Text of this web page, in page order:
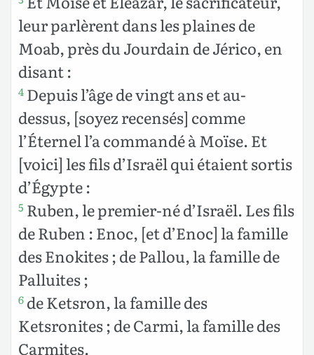
leur parlèrent dans les plaines de
Moab, près du Jourdain de Jérico, en
disant :
4 Depuis l’âge de vingt ans et au-
dessus, [soyez recensés] comme
l’Éternel l’a commandé à Moïse. Et
[voici] les fils d’Israël qui étaient sortis
d’Égypte :
5 Ruben, le premier-né d’Israël. Les fils
de Ruben : Enoc, [et d’Enoc] la famille
des Enokites ; de Pallou, la famille de
Palluites ;
6 de Ketsron, la famille des
Ketsronites ; de Carmi, la famille des
Carmites.